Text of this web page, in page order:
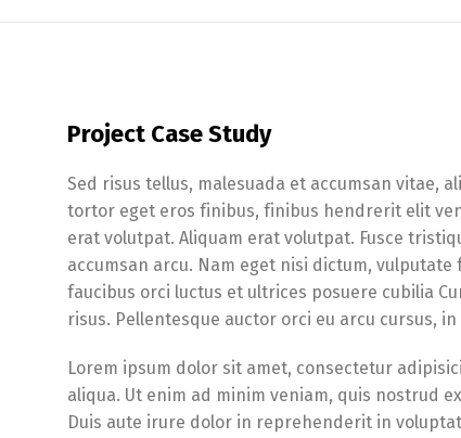
Project Case Study
Sed risus tellus, malesuada et accumsan vitae,
tortor eget eros finibus, finibus hendrerit elit
erat volutpat. Aliquam erat volutpat. Fusce
accumsan arcu. Nam eget nisi dictum,
faucibus orci luctus et ultrices posuere cubilia
risus. Pellentesque auctor orci eu arcu cursus,
Lorem ipsum dolor sit amet, consectetur
aliqua. Ut enim ad minim veniam, quis nostrud
Duis aute irure dolor in reprehenderit in